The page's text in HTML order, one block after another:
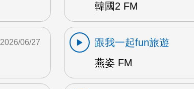
韓國2 FM
2026/06/27
跟我一起fun旅遊
燕姿 FM